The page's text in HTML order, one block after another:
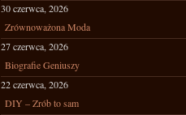
30 czerwca, 2026
Zrównoważona Moda
27 czerwca, 2026
Biografie Geniuszy
22 czerwca, 2026
DIY – Zrób to sam